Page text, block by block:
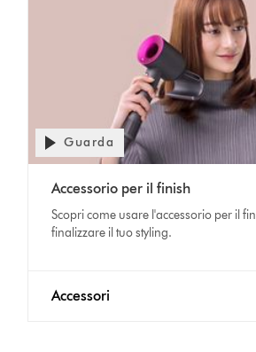
Transcript
Apri
trascrizione
video
Guarda
Accessorio per il finish
Scopri come usare l'accessorio per il
finalizzare il tuo styling.
Accessori